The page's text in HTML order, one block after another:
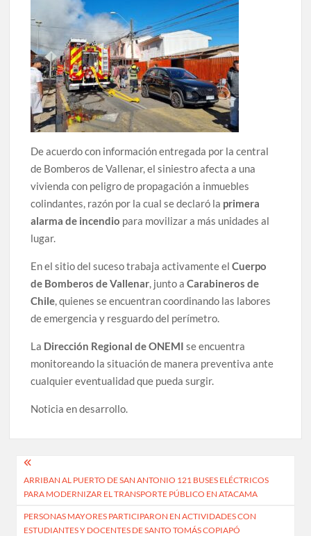
De acuerdo con información entregada por la central
de Bomberos de Vallenar, el siniestro afecta a una
vivienda con peligro de propagación a inmuebles
colindantes, razón por la cual se declaró la primera
alarma de incendio para movilizar a más unidades al
lugar.
En el sitio del suceso trabaja activamente elCuerpo
de Bomberos de Vallenar, junto aCarabineros de
Chile, quienes se encuentran coordinando las labores
de emergencia y resguardo del perímetro.
La Dirección Regional de ONEMI se encuentra
monitoreando la situación de manera preventiva ante
cualquier eventualidad que pueda surgir.
Noticia en desarrollo.
Navegación
de
entradas
ARRIBAN AL PUERTO DE SAN ANTONIO 121 BUSES ELÉCTRICOS
PARA MODERNIZAR EL TRANSPORTE PÚBLICO EN ATACAMA
PERSONAS MAYORES PARTICIPARON EN ACTIVIDADES CON
ESTUDIANTES Y DOCENTES DE SANTO TOMÁS COPIAPÓ